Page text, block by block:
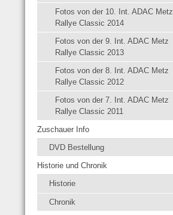
Fotos von der 10. Int. ADAC Metz
Rallye Classic 2014
Fotos von der 9. Int. ADAC Metz
Rallye Classic 2013
Fotos von der 8. Int. ADAC Metz
Rallye Classic 2012
Fotos von der 7. Int. ADAC Metz
Rallye Classic 2011
Zuschauer Info
DVD Bestellung
Historie und Chronik
Historie
Chronik